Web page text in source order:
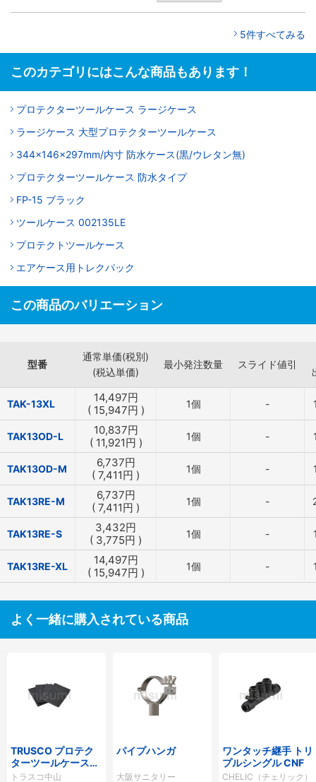
5件すべてみる
このカテゴリにはこんな商品もあります！
プロテクターツールケース ラージケース
ラージケース 大型プロテクターツールケース
344x146x297mm/内寸 防水ケース(黒/ウレタン無)
プロテクターツールケース 防水タイプ
FP-15 ブラック
ツールケース 002135LE
プロテクトツールケース
エアケース用トレクパック
この商品のバリエーション
型番
通常単価(税別)
(税込単価)
最小発注数量 スライド値引
TAK-13XL 14,497円
( 15,947円 ) 1個 -
TAK13OD-L 10,837円
( 11,921円 ) 1個 -
TAK13OD-M 6,737円
( 7,411円 ) 1個 -
TAK13RE-M 6,737円
( 7,411円 ) 1個 -
TAK13RE-S 3,432円
( 3,775円 ) 1個 -
TAK13RE-XL 14,497円
( 15,947円 ) 1個 -
よく一緒に購入されている商品
TRUSCO プロテク
ターツールケース用
緩衝ウレタン
トラスコ中山
パイプハンガ
大阪サニタリー
ワンタッチ継手 トリ
プルシングル CNF
CHELIC（チェリック）